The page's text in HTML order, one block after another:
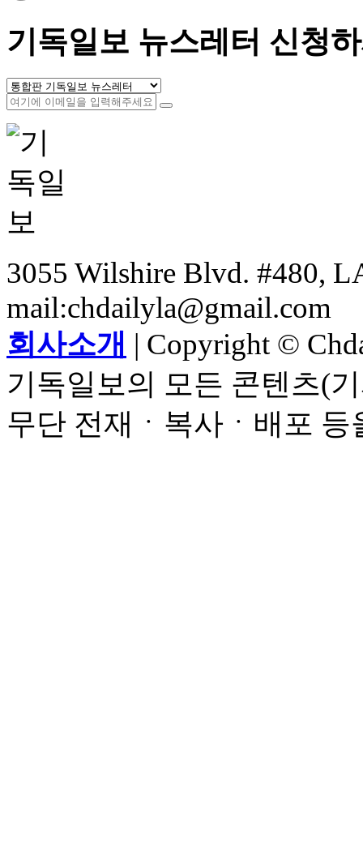
기독일보 뉴스레터 신청
3055 Wilshire Blvd. #480,
mail:chdailyla@gmail.com
회사소개 | Copyright ©
기독일보의 모든 콘텐츠(
무단 전재ㆍ복사ㆍ배포 등